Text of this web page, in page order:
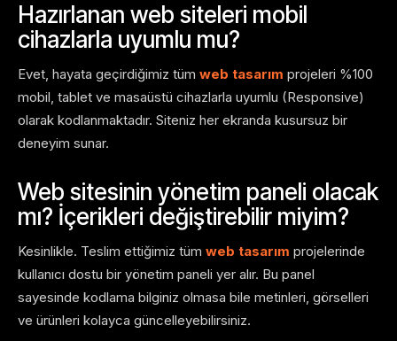
Hazırlanan web siteleri mobil
cihazlarla uyumlu mu?
Evet, hayata geçirdiğimiz tüm web tasarım projeleri %100
mobil, tablet ve masaüstü cihazlarla uyumlu (Responsive)
olarak kodlanmaktadır. Siteniz her ekranda kusursuz bir
deneyim sunar.
Web sitesinin yönetim paneli olacak
mı? İçerikleri değiştirebilir miyim?
Kesinlikle. Teslim ettiğimiz tüm web tasarım projelerinde
kullanıcı dostu bir yönetim paneli yer alır. Bu panel
sayesinde kodlama bilginiz olmasa bile metinleri, görselleri
ve ürünleri kolayca güncelleyebilirsiniz.